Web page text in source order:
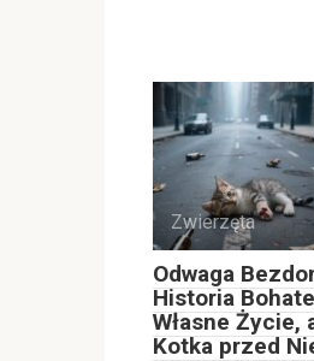
Zwierzęta
Odwaga
Historia
Własne Życie,
Kotka przed